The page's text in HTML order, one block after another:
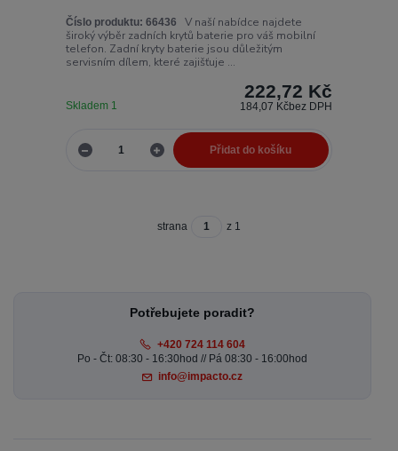
Číslo produktu: 66436
V naší nabídce najdete
široký výběr zadních krytů baterie pro váš mobilní
telefon. Zadní kryty baterie jsou důležitým
servisním dílem, které zajišťuje ...
222,72 Kč
184,07 Kčbez DPH
Skladem 1
Přidat do košíku
strana z 1
Potřebujete poradit?
+420 724 114 604
Po - Čt: 08:30 - 16:30hod // Pá 08:30 - 16:00hod
info@impacto.cz